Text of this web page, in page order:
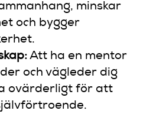
minskar
och bygger
Att ha en mentor
och vägleder dig
ovärderligt för att